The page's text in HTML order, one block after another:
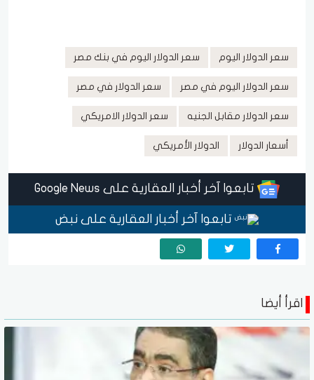
سعر الدولار اليوم سعر الدولار اليوم في بنك مصر
سعر الدولار اليوم في مصر سعر الدولار في مصر
سعر الدولار مقابل الجنيه سعر الدولار الامريكي
أسعار الدولار الدولار الأمريكي
تابعوا آخر أخبار العقارية على Google News
تابعوا آخر أخبار العقارية على نبض
اقرأ أيضا